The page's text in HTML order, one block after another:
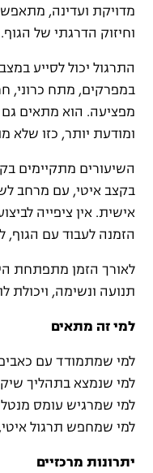
מדויקת ועדינה,
וחיזוק הדרגתי של הגוף.
התרגול יכול לסייע
במפרקים, מתח כרוני,
מפציעה. הוא מתאים
ומודעת יותר, כזו
השיעורים מתקיימים
בקצב איטי, עם מרחב
אישית. אין ציפייה
הזמנה לעבוד עם הגוף,
לאורך הזמן מתפתחת
תנועה ונשימה, ויכולת
למי זה מתאים
למי שמתמודד עם
למי שנמצא בתהליך
למי שמרגיש עומס
למי שמחפש תרגול
יתרונות מרכזיים